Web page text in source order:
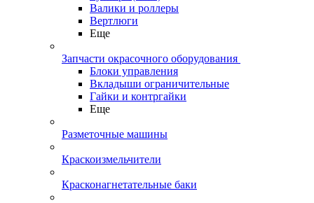
Валики и роллеры
Вертлюги
Еще
Запчасти окрасочного оборудования
Блоки управления
Вкладыши ограничительные
Гайки и контргайки
Еще
Разметочные машины
Краскоизмельчители
Красконагнетательные баки